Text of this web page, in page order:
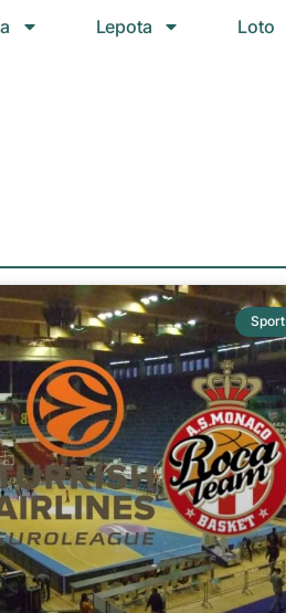
Lepota Loto
Sport